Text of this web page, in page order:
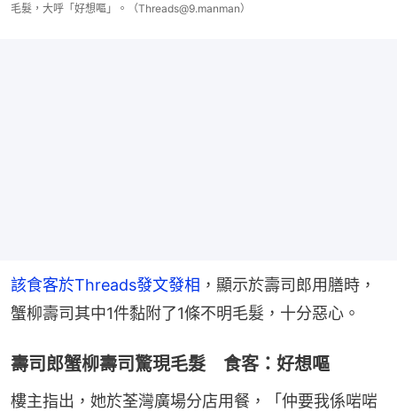
毛髮，大呼「好想嘔」。（Threads@9.manman）
該食客於Threads發文發相 ，顯示於壽司郎用膳時，
蟹柳壽司其中1件黏附了1條不明毛髮，十分惡心。
壽司郎蟹柳壽司驚現毛髮 食客：好想嘔
樓主指出，她於荃灣廣場分店用餐，「仲要我係啱啱